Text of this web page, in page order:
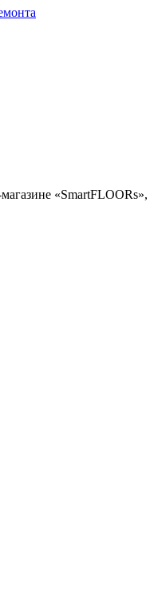
«SmartFLOORs»,